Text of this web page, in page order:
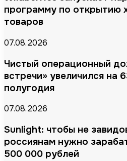
программу по открытию
товаров
07.08.2026
Чистый операционный
встречи» увеличился на
полугодия
07.08.2026
Sunlight: чтобы не
россиянам нужно
500 000 рублей